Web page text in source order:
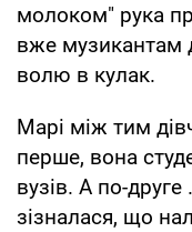
молоком" рука
вже музикантам
волю в кулак.
Марі між тим
перше, вона
вузів. А по-друге
зізналася, що